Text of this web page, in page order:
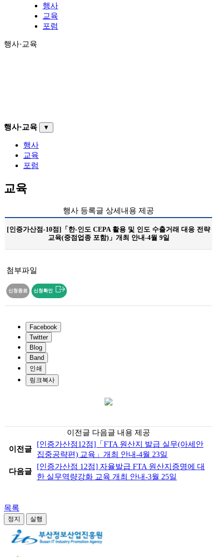
행사
교육
포럼
행사·교육
행사·교육 ▼
행사
교육
포럼
교육
행사 등록글 상세내용 제공
[인증가산점-10점]「한-인도 CEPA 활용 및 인도 수출거래 대응 전략
교육(중점업종 포함)」개최 안내-4월 9일
첨부파일
신청종료 신청확인
Facebook
Twitter
Blog
Band
인쇄
링크복사
이전글 다음글 내용 제공
이전글
[인증가산점12점]「FTA 원산지 발급 실무(아세안
집중공략편) 교육」개최 안내-4월 23일
다음글
[인증가산점 12점] 자율발급 FTA 원산지증명에 대
한 실무역량강화 교육 개최 안내-3월 25일
목록
정지 실행